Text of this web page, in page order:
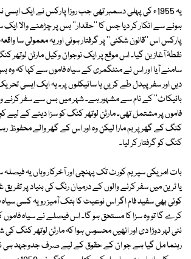
یہ 1955ء کی پہلی دسمبر تھی جب روزا پارکس نے ایک
ہونے سے انکار کر دیا جس کا ''حقدار'' بس پر چڑھنے والا ایک
پارکس اس ''قانون شکنی'' پر گرفتار ہوئی اور یہ معمولی سا
نقطۂ آغاز بن گیا۔ اس موقع پر ایک نوجوان وکیل مارٹن لوتھر
سامنے آیا اور اس نے منٹگمری کے سیاہ فاموں سے کہا کہ وہ
دیں اور سفر پیدل طے کریں یا سائیکلوں پر۔ یہ ایک ایسی
بائیکاٹ'' کے نام سے مشہور ہے۔ شہر میں بس سے سفر کرنے
فاموں پر مشتمل تھی۔ مارٹن لوتھر کنگ کو سزا دینے کے
کنگ کے گھر پر بم مارا لیکن وہ اور اس کے گھر والے محفوظ
کنگ کو گرفتار کر لیا۔
بات امریکی سپریم کورٹ تک پہنچی اور آخرکار وہاں یہ فیصلہ
یا ٹرین میں سفر کرنے والوں کے درمیان رنگ کی بنیاد پر تفریق
کوئی بھی سفید فام اگر اس نوعیت کا ہتک آمیز رویہ کسی سیاہ
کرے گا تو وہ سزا کا مستحق ہو گا۔ اس فیصلے نے سیاہ
نئی لہر دوڑا دی اور انھیں محسوس ہوا کہ مارٹن لوتھر کنگ
رہنما مل گیا ہے جو ان کے حقوق کے لیے صرف جدوجہد ہی